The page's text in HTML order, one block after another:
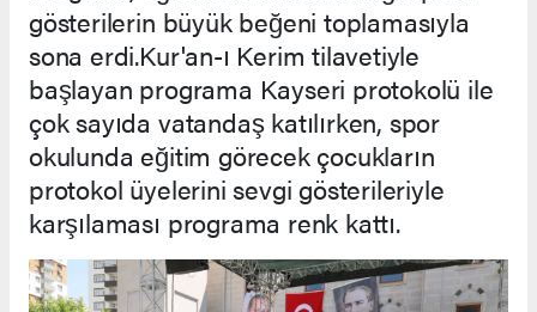
gösterilerin büyük beğeni toplamasıyla
sona erdi.Kur'an-ı Kerim tilavetiyle
başlayan programa Kayseri protokolü ile
çok sayıda vatandaş katılırken, spor
okulunda eğitim görecek çocukların
protokol üyelerini sevgi gösterileriyle
karşılaması programa renk kattı.